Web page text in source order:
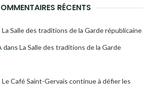
RÉCENTS
La Salle des traditions de la Garde républicaine
dans La Salle des traditions de la Garde
Le Café Saint-Gervais continue à défier les